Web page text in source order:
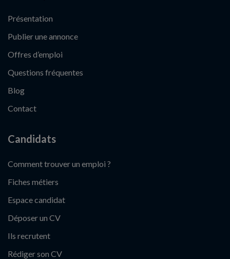
Présentation
Publier une annonce
Offres d’emploi
Questions fréquentes
Blog
Contact
Candidats
Comment trouver un emploi ?
Fiches métiers
Espace candidat
Déposer un CV
Ils recrutent
Rédiger son CV